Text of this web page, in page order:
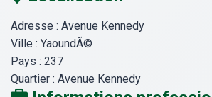
Adresse : Avenue Kennedy
Ville : YaoundÃ©
Pays : 237
Quartier : Avenue Kennedy